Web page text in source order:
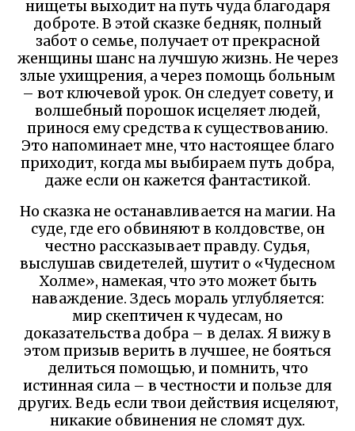
нищеты выходит на путь чуда благодаря
доброте. В этой сказке бедняк, полный
забот о семье, получает от прекрасной
женщины шанс на лучшую жизнь. Не через
злые ухищрения, а через помощь больным
– вот ключевой урок. Он следует совету, и
волшебный порошок исцеляет людей,
принося ему средства к существованию.
Это напоминает мне, что настоящее благо
приходит, когда мы выбираем путь добра,
даже если он кажется фантастикой.
Но сказка не останавливается на магии. На
суде, где его обвиняют в колдовстве, он
честно рассказывает правду. Судья,
выслушав свидетелей, шутит о «Чудесном
Холме», намекая, что это может быть
наваждение. Здесь мораль углубляется:
мир скептичен к чудесам, но
доказательства добра – в делах. Я вижу в
этом призыв верить в лучшее, не бояться
делиться помощью, и помнить, что
истинная сила – в честности и пользе для
других. Ведь если твои действия исцеляют,
никакие обвинения не сломят дух.